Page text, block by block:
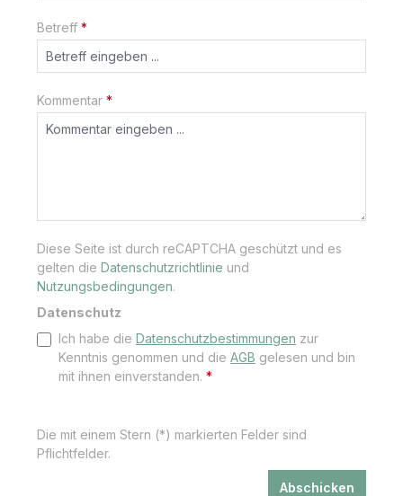
Betreff *
Kommentar *
Diese Seite ist durch reCAPTCHA geschützt und es
gelten die Datenschutzrichtlinie und
Nutzungsbedingungen.
Datenschutz
Ich habe die Datenschutzbestimmungen zur
Kenntnis genommen und die AGB gelesen und bin
mit ihnen einverstanden. *
Die mit einem Stern (*) markierten Felder sind
Pflichtfelder.
Abschicken